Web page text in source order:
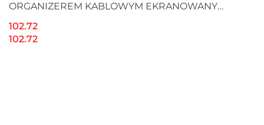
ORGANIZEREM KABLOWYM EKRANOWANY
102.72
102.72